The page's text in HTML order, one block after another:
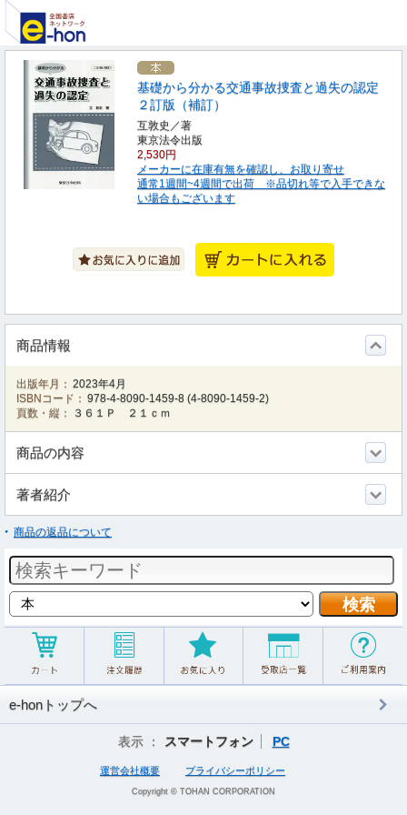
基礎から分かる交通事故捜査と過失の認定
２訂版（補訂）
互敦史／著
東京法令出版
2,530円
メーカーに在庫有無を確認し、お取り寄せ
通常1週間~4週間で出荷 ※品切れ等で入手できな
い場合もございます
商品情報
出版年月： 2023年4月
ISBNコード： 978-4-8090-1459-8 (4-8090-1459-2)
頁数・縦：
３６１Ｐ ２１ｃｍ
商品の内容
著者紹介
商品の返品について
e-honトップへ
表示 ： スマートフォン PC
運営会社概要 プライバシーポリシー
Copyright © TOHAN CORPORATION